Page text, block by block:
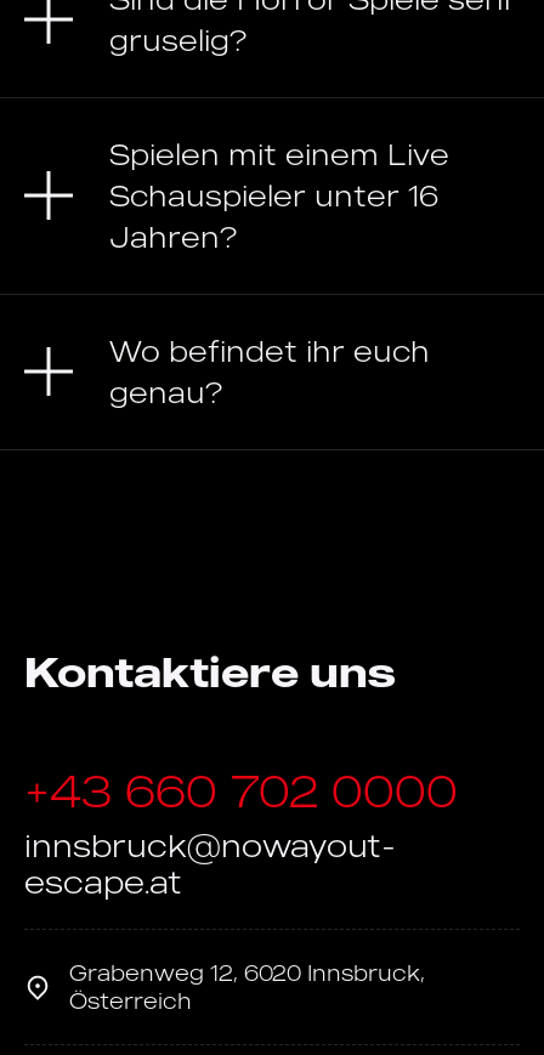
gruselig?
Spielen mit einem Live
Schauspieler unter 16
Jahren?
Wo befindet ihr euch
genau?
Kontaktiere uns
+43 660 702 0000
innsbruck@nowayout-
escape.at
Grabenweg 12, 6020 Innsbruck,
Österreich